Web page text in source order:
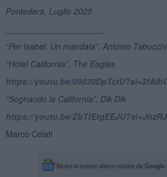
Pontedera, Luglio 2025
“Per Isabel, Un mandala”, Antonio Tabucchi
“Hotel California”, The Eagles
https://youtu.be/
“Sognando la California”, Dik Dik
https://youtu.be/
Marco Celati